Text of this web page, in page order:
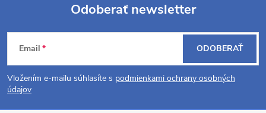
Z
á
p
Odoberať newsletter
Email
Vložením e-mailu súhlasíte s podmienkami ochrany osobných
údajov
ODOBERAŤ